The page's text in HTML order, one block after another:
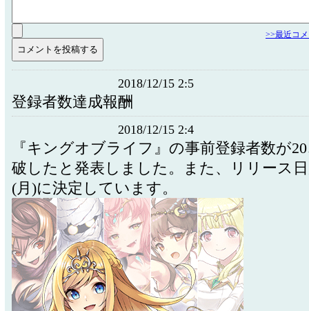
>>最近コ
2018/12/15 2:5
登録者数達成報酬
2018/12/15 2:4
『キングオブライフ』の事前登録者数が
破したと発表しました。また、リリース
(月)に決定しています。